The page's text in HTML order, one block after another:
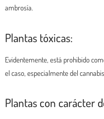
ambrosía.
Plantas tóxicas:
Evidentemente, está prohibido
el caso, especialmente del
Plantas con carácter